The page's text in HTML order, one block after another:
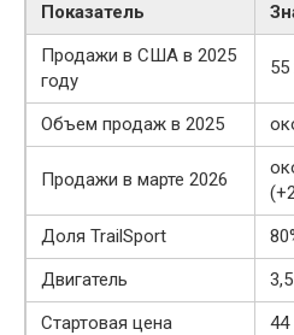
Показатель
Продажи в США в 2025
году
Объем продаж в 2025
Продажи в марте 2026
Доля TrailSport
Двигатель
Стартовая цена
44